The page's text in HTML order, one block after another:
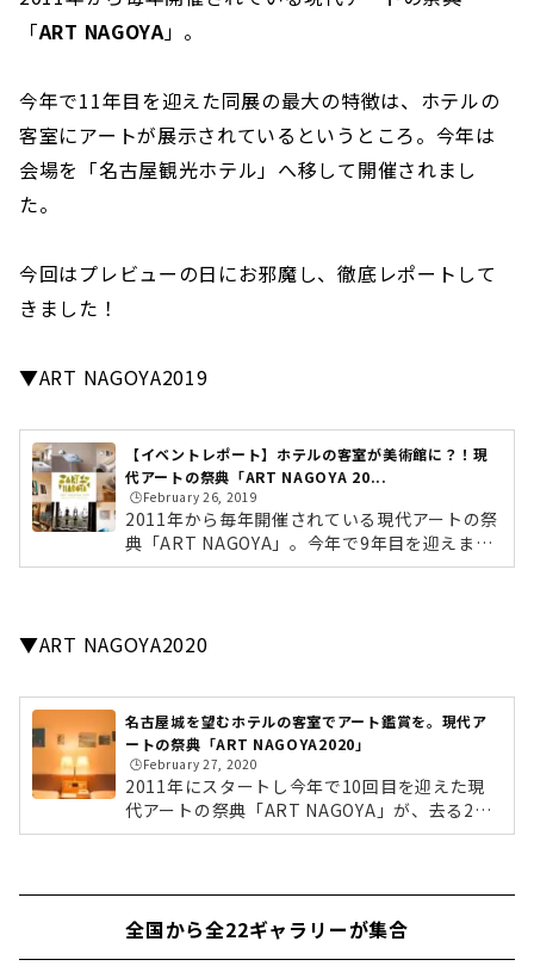
「ART NAGOYA」。
今年で11年目を迎えた同展の最大の特徴は、ホテルの
客室にアートが展示されているというところ。今年は
会場を「名古屋観光ホテル」へ移して開催されまし
た。
今回はプレビューの日にお邪魔し、徹底レポートして
きました！
▼ART NAGOYA2019
【イベントレポート】ホテルの客室が美術館に？！現
代アートの祭典「ART NAGOYA 20...
🕒️February 26, 2019
2011年から毎年開催されている現代アートの祭
典「ART NAGOYA」。今年で9年目を迎えまし
た。同展の最大の特徴は、ホテルの客室にアー
した！会場のホテルナゴヤキャッスル(旧・ウェ
スル）」。その名の通り、客室からは名古屋城
を望むことができるラグジュアリーホテル。ホ
テルの上質な空間で、現代アートを楽しめるな
んとも優雅な展示会なんです。全国から...
▼ART NAGOYA2020
名古屋城を望むホテルの客室でアート鑑賞を。現代ア
ートの祭典「ART NAGOYA2020」
🕒️February 27, 2020
2011年にスタートし今年で10回目を迎えた現
代アートの祭典「ART NAGOYA」が、去る202
0年2月15日〜16日の2日間開催されました。20
インズでは、昨年同様今年もプレビューへお邪
魔したので、会場の様子をレポートしていきま
全国から全22ギャラリーが集合